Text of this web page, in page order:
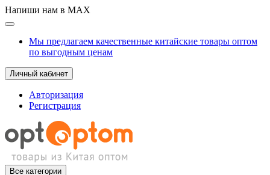
Напиши нам в MAX
Мы предлагаем качественные китайские товары оптом
по выгодным ценам
Личный кабинет
Авторизация
Регистрация
Все категории